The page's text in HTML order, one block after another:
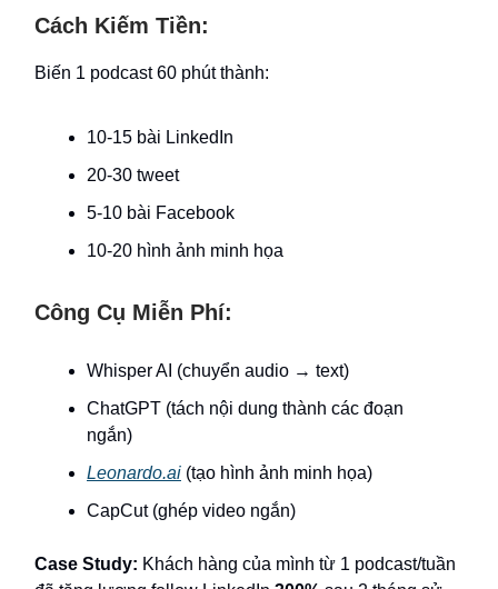
Cách Kiếm Tiền:
Biến 1 podcast 60 phút thành:
10-15 bài LinkedIn
20-30 tweet
5-10 bài Facebook
10-20 hình ảnh minh họa
Công Cụ Miễn Phí:
Whisper AI (chuyển audio → text)
ChatGPT (tách nội dung thành các đoạn
ngắn)
Leonardo.ai (tạo hình ảnh minh họa)
CapCut (ghép video ngắn)
Case Study: Khách hàng của mình từ 1 podcast/tuần